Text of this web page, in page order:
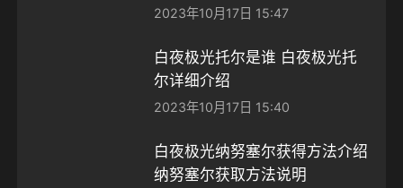
2023年10月17日 15:47
白夜极光托尔是谁 白夜极光托
尔详细介绍
2023年10月17日 15:40
白夜极光纳努塞尔获得方法介绍
纳努塞尔获取方法说明